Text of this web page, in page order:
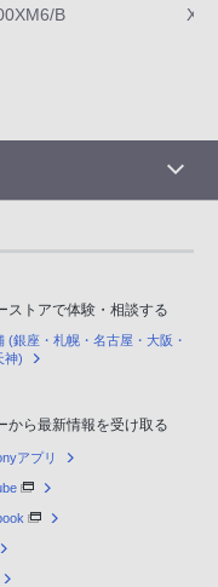
B
ストアで体験・相談する
(銀座・札幌・名古屋・大阪・
神)
から最新情報を受け取る
アプリ